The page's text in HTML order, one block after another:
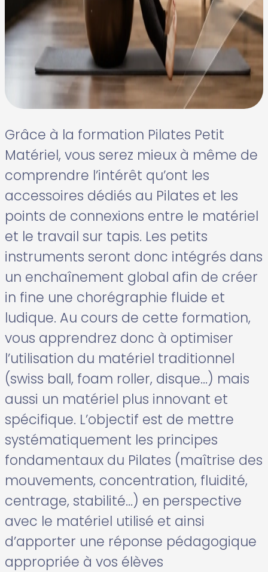
Grâce à la formation Pilates Petit
Matériel, vous serez mieux à même de
comprendre l’intérêt qu’ont les
accessoires dédiés au Pilates et les
points de connexions entre le matériel
et le travail sur tapis. Les petits
instruments seront donc intégrés dans
un enchaînement global afin de créer
in fine une chorégraphie fluide et
ludique. Au cours de cette formation,
vous apprendrez donc à optimiser
l’utilisation du matériel traditionnel
(swiss ball, foam roller, disque…) mais
aussi un matériel plus innovant et
spécifique. L’objectif est de mettre
systématiquement les principes
fondamentaux du Pilates (maîtrise des
mouvements, concentration, fluidité,
centrage, stabilité…) en perspective
avec le matériel utilisé et ainsi
d’apporter une réponse pédagogique
appropriée à vos élèves